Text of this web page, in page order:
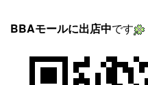
BBAモールに出店中です